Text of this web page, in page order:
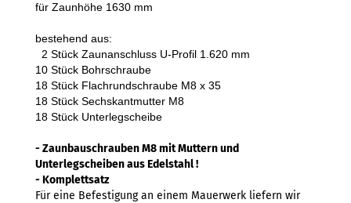
für Zaunhöhe 1630 mm
bestehend aus:
2 Stück Zaunanschluss U-Profil 1.620 mm
10 Stück Bohrschraube
18 Stück Flachrundschraube M8 x 35
18 Stück Sechskantmutter M8
18 Stück Unterlegscheibe
- Zaunbauschrauben M8 mit Muttern und
Unterlegscheiben aus Edelstahl !
- Komplettsatz
Für eine Befestigung an einem Mauerwerk liefern wir